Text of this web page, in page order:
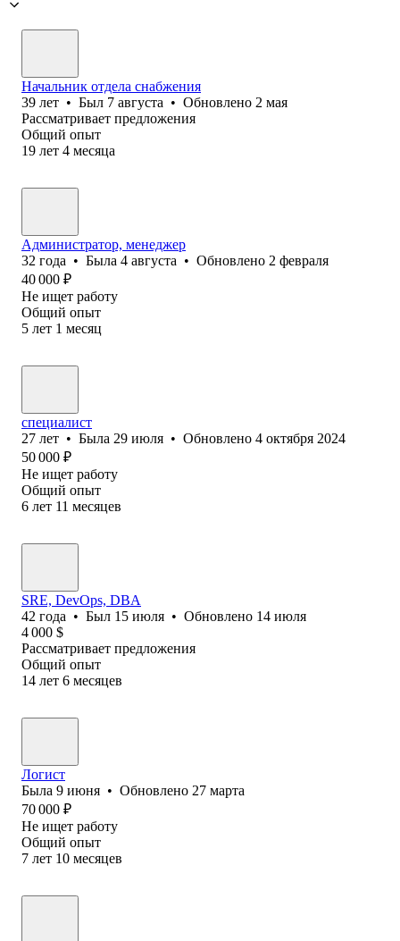
Начальник отдела снабжения
39 лет • Был 7 августа • Обновлено 2 мая
Рассматривает предложения
Общий опыт
19 лет 4 месяца
Администратор, менеджер
32 года • Была 4 августа • Обновлено 2 февраля
40 000 ₽
Не ищет работу
Общий опыт
5 лет 1 месяц
специалист
27 лет • Была 29 июля • Обновлено 4 октября 2024
50 000 ₽
Не ищет работу
Общий опыт
6 лет 11 месяцев
SRE, DevOps, DBA
42 года • Был 15 июля • Обновлено 14 июля
4 000 $
Рассматривает предложения
Общий опыт
14 лет 6 месяцев
Логист
Была 9 июня • Обновлено 27 марта
70 000 ₽
Не ищет работу
Общий опыт
7 лет 10 месяцев